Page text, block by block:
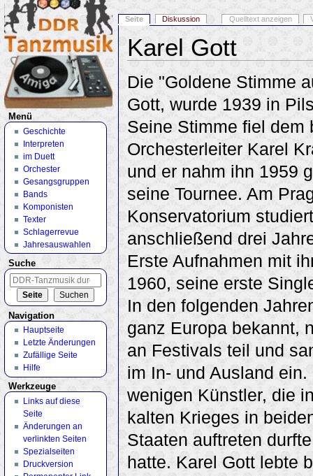
Karel Gott
Die "Goldene Stimme
Gott, wurde 1939 in
Seine Stimme fiel dem
Orchesterleiter Karel
und er nahm ihn 1959
seine Tournee. Am
Konservatorium
anschließend drei
Erste Aufnahmen mit
1960, seine erste
In den folgenden
ganz Europa bekannt,
an Festivals teil und
im In- und Ausland
wenigen Künstler, die
kalten Krieges in
Staaten auftreten
hatte. Karel Gott lebte
Seite Diskussion Quelltext anzeigen
Menü
Geschichte
Interpreten
im Duett
Orchester
Gesangsgruppen
Bands
Komponisten
Texter
Schlagerrevue
Jahresauswahlen
Suche
Navigation
Hauptseite
Letzte Änderungen
Zufällige Seite
Hilfe
Werkzeuge
Links auf diese
Seite
Änderungen an
verlinkten Seiten
Spezialseiten
Druckversion